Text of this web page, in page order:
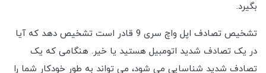
بگیرد.
تشخیص تصادف اپل واچ سری 9 قادر است تشخیص دهد که آیا
در یک تصادف شدید اتومبیل هستید یا خیر. هنگامی که یک
تصادف شدید شناسایی می شود، می تواند به طور خودکار شما را